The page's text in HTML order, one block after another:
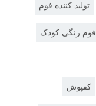
تولید کننده فوم
فوم رنگی کودک
کفپوش